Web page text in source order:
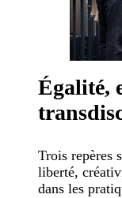
Égalité,
Trois repères
liberté,
dans les